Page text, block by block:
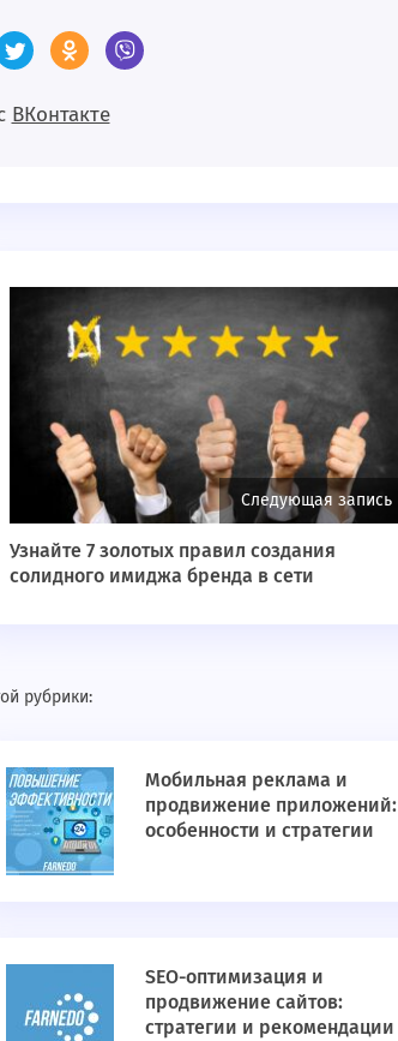
BКонтакте
Следующая запись
Узнайте 7 золотых правил создания
солидного имиджа бренда в сети
рубрики:
Мобильная реклама и
продвижение приложений:
особенности и стратегии
SEO-оптимизация и
продвижение сайтов:
стратегии и рекомендации